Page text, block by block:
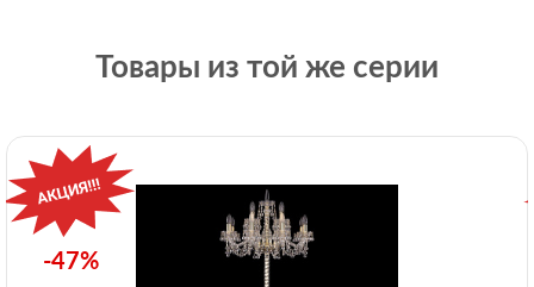
Товары из той же серии
-47%